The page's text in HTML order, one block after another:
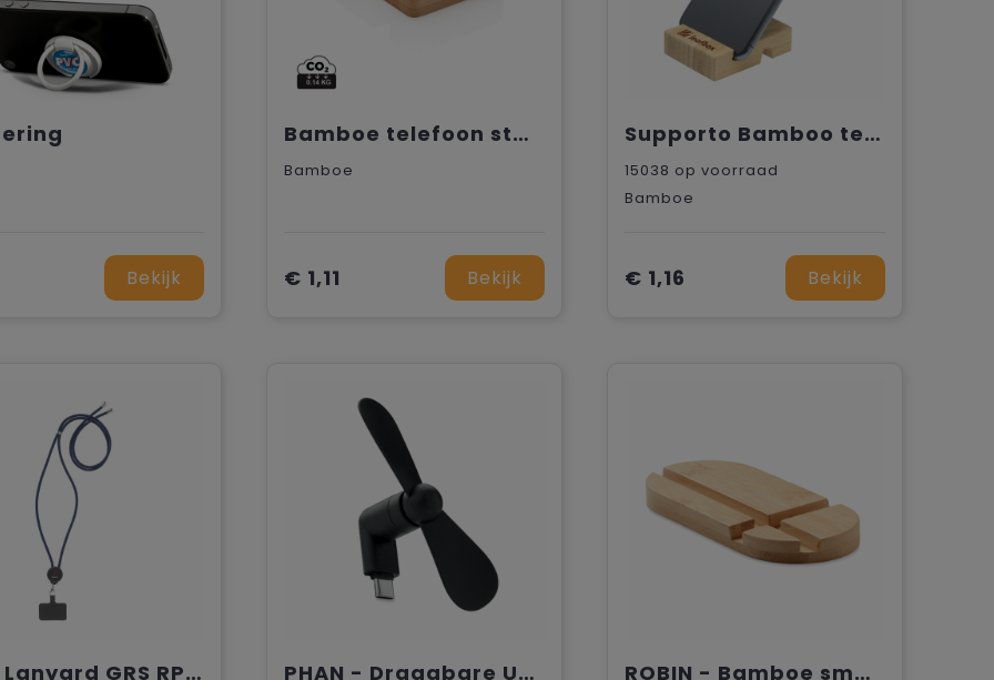
Bekijk
Bamboe telefoon standaard
Bamboe
€ 1,11 Bekijk
Supporto Bamboo telefoonhouder
15038 op voorraad
Bamboe
€ 1,16 Bekijk
Lace Lanyard GRS RPET 0,5 cm telefoonkeycord PHAN - Draagbare USB-ventilator ROBIN - Bamboe smartphone houder